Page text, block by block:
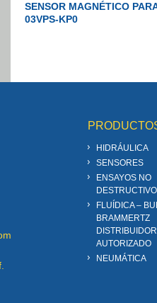
SENSOR MAGNÉTICO
03VPS-KP0
HIDRÁULICA
SENSORES
ENSAYOS NO
FLUÍDICA –
BRAMMERTZ
DISTRIBUIDOR
AUTORIZADO
NEUMÁTICA